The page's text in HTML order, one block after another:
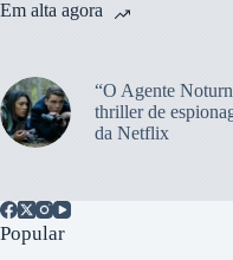
Em alta agora
“O Agente
thriller de
da Netflix
Popular